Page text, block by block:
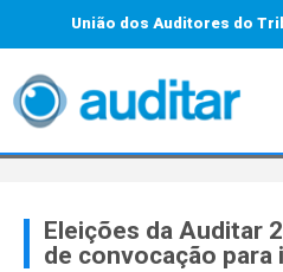
União dos Auditores do
Eleições da Auditar
de convocação para